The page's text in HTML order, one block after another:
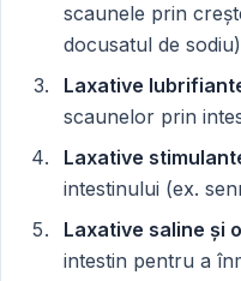
scaunele prin
docusatul de sodiu)
Laxative
scaunelor prin
Laxative
intestinului (ex.
Laxative saline și
intestin pentru a